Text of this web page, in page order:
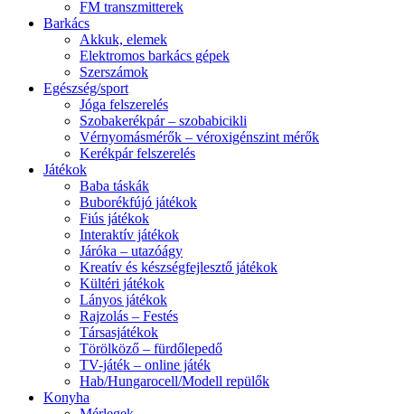
FM transzmitterek
Barkács
Akkuk, elemek
Elektromos barkács gépek
Szerszámok
Egészség/sport
Jóga felszerelés
Szobakerékpár – szobabicikli
Vérnyomásmérők – véroxigénszint mérők
Kerékpár felszerelés
Játékok
Baba táskák
Buborékfújó játékok
Fiús játékok
Interaktív játékok
Járóka – utazóágy
Kreatív és készségfejlesztő játékok
Kültéri játékok
Lányos játékok
Rajzolás – Festés
Társasjátékok
Törölköző – fürdőlepedő
TV-játék – online játék
Hab/Hungarocell/Modell repülők
Konyha